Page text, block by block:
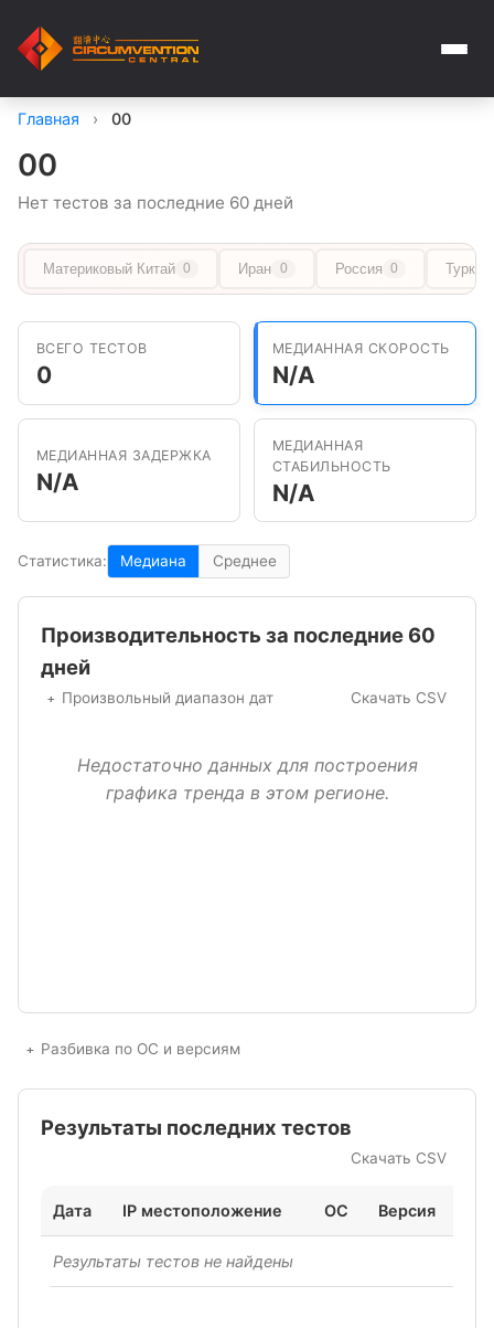
Главная › 00
00
Нет тестов за последние 60 дней
Материковый Китай 0 Иран 0 Россия 0
ВСЕГО ТЕСТОВ
0
МЕДИАННАЯ СКОРОСТЬ
N/A
МЕДИАННАЯ ЗАДЕРЖКА
N/A
МЕДИАННАЯ
СТАБИЛЬНОСТЬ
N/A
Статистика: Медиана Среднее
Производительность за последние 60
дней
Произвольный диапазон дат Скачать CSV
Недостаточно данных для построения
графика тренда в этом регионе.
Разбивка по ОС и версиям
Результаты последних тестов
Скачать CSV
Дата IP местоположение ОС Версия
Результаты тестов не найдены